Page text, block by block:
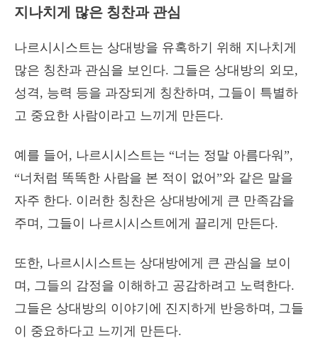
지나치게 많은 칭찬과 관심
나르시시스트는 상대방을 유혹하기 위해 지나치게
많은 칭찬과 관심을 보인다. 그들은 상대방의 외모,
성격, 능력 등을 과장되게 칭찬하며, 그들이 특별하
고 중요한 사람이라고 느끼게 만든다.
예를 들어, 나르시시스트는 “너는 정말 아름다워”,
“너처럼 똑똑한 사람을 본 적이 없어”와 같은 말을
자주 한다. 이러한 칭찬은 상대방에게 큰 만족감을
주며, 그들이 나르시시스트에게 끌리게 만든다.
또한, 나르시시스트는 상대방에게 큰 관심을 보이
며, 그들의 감정을 이해하고 공감하려고 노력한다.
그들은 상대방의 이야기에 진지하게 반응하며, 그들
이 중요하다고 느끼게 만든다.